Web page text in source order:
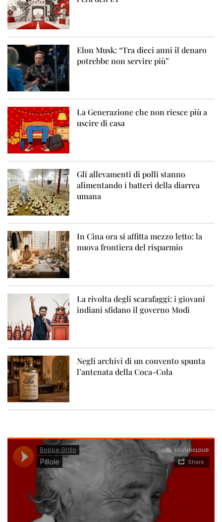
Elon Musk: “Tra dieci anni il denaro
potrebbe non servire più”
La Generazione che non riesce più a
uscire di casa
Gli allevamenti di polli stanno
alimentando i batteri della diarrea
umana
In Cina ora si affitta mezzo letto: la
nuova frontiera del risparmio
La rivolta degli scarafaggi: i giovani
indiani sfidano il governo Modi
Negli archivi di un convento spunta
l’antenata della Coca-Cola